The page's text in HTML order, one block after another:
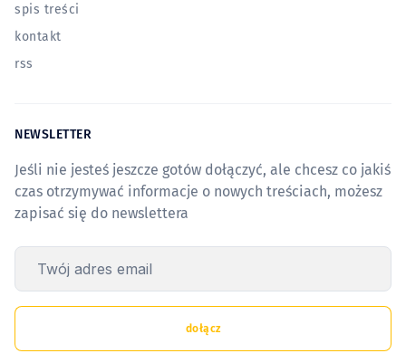
spis treści
kontakt
rss
NEWSLETTER
Jeśli nie jesteś jeszcze gotów dołączyć, ale chcesz co jakiś
czas otrzymywać informacje o nowych treściach, możesz
zapisać się do newslettera
Twój adres email
dołącz